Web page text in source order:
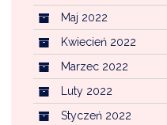
Maj 2022
Kwiecień 2022
Marzec 2022
Luty 2022
Styczeń 2022